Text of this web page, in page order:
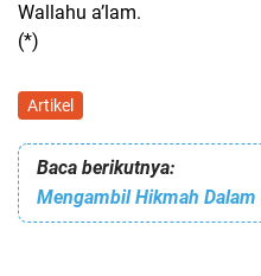
Wallahu a’lam.
(*)
Artikel
Baca berikutnya: